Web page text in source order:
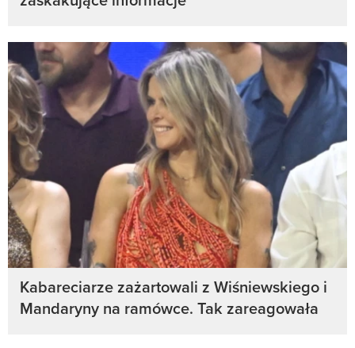
Kabareciarze zażartowali z Wiśniewskiego i
Mandaryny na ramówce. Tak zareagowała